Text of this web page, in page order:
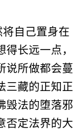
将自己置身在
长远一点，
说所做都会蔓
三藏的正知正
毁法的堕落邪
否定法界的大